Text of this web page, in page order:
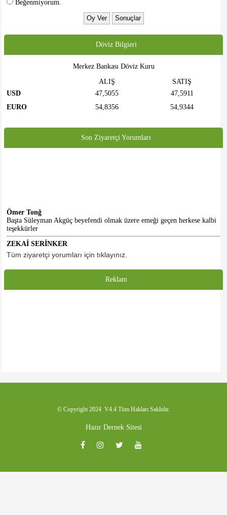
Beğenmiyorum.
Döviz Bilgieri
Merkez Bankası Döviz Kuru
ALIŞ
SATIŞ
USD
47,5055
47,5911
EURO
54,8356 54,9344
Son Ziyaretçi Yorumları
Ömer Tonğ
Başta Süleyman Akgüç beyefendi olmak üzere emeği geçen herkese kalbi
teşekkürler
ZEKAİ SERİNKER
medyadan takip ediyorduk. Gelecekte ki doğal üyeniz olarak, tüm
Emeği geçenlere teşekkürler. Başlangıç için iyidir. Daha iyi olacacağına
Tüm ziyaretçi yorumları için tıklayınız.
Reklam
© Copyright 2024 V4.4 Tüm Hakları Saklıdır.
Hazır Dernek Sitesi